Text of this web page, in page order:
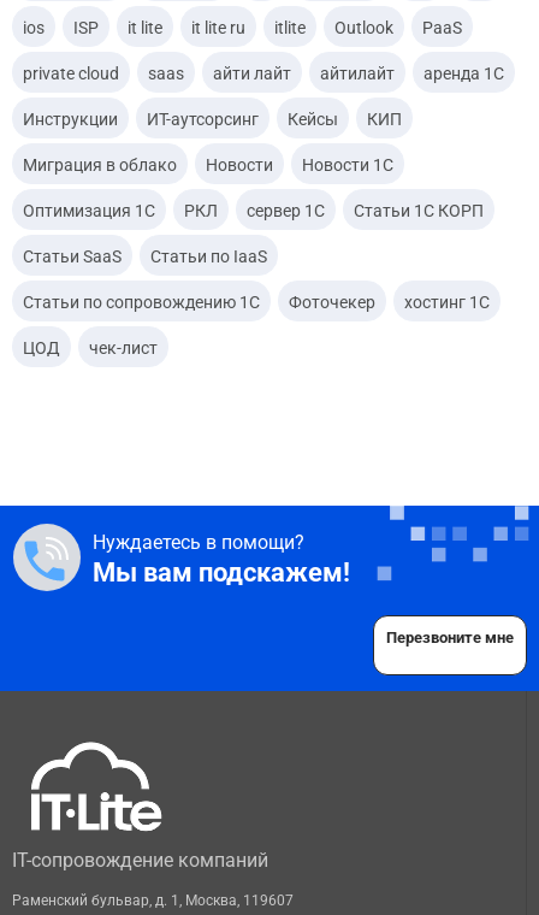
ios ISP it lite it lite ru itlite Outlook PaaS
private cloud saas айти лайт айтилайт аренда 1С
Инструкции ИТ-аутсорсинг Кейсы КИП
Миграция в облако Новости Новости 1С
Оптимизация 1С РКЛ сервер 1С Статьи 1С КОРП
Статьи SaaS Статьи по IaaS
Статьи по сопровождению 1С Фоточекер хостинг 1С
ЦОД чек-лист
Нуждаетесь в помощи?
Мы вам подскажем!
Перезвоните мне
IT-сопровождение компаний
Раменский бульвар, д. 1 Москва 119607